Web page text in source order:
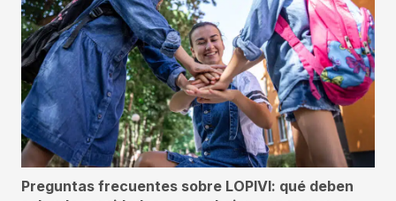
Preguntas frecuentes sobre LOPIVI: qué deben